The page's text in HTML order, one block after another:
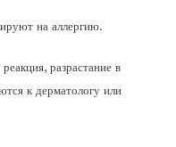
на аллергию.
разрастание в
к дерматологу или